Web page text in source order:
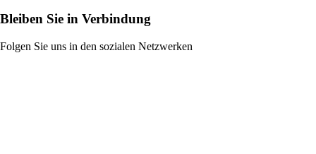
Bleiben Sie in Verbindung
Folgen Sie uns in den sozialen Netzwerken